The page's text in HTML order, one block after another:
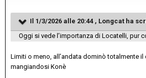
Il 1/3/2026 alle 20:44 , Longcat ha
Oggi si vede l’importanza di Locatelli, pur
Limiti o meno, all’andata dominò totalmente
mangiandosi Konè